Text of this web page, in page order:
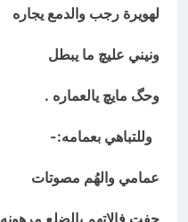
لهويرة رجب والدمع يجاره
ونيني عليچ ما يبطل
وحگ مايچ يالعماره .
وللتباهي بعمامه:-
عمامي والهُم مصوتات